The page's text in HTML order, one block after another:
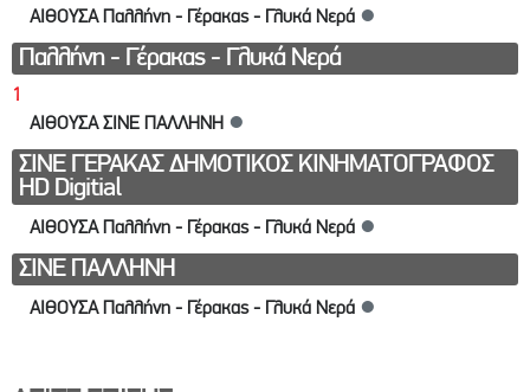
ΑΙΘΟΥΣΑ Παλλήνη - Γέρακας - Γλυκά Νερά ●
Παλλήνη - Γέρακας - Γλυκά Νερά
1
ΑΙΘΟΥΣΑ ΣΙΝΕ ΠΑΛΛΗΝΗ ●
ΣΙΝΕ ΓΕΡΑΚΑΣ ΔΗΜΟΤΙΚΟΣ ΚΙΝΗΜΑΤΟΓΡΑΦΟΣ
HD Digitial
ΑΙΘΟΥΣΑ Παλλήνη - Γέρακας - Γλυκά Νερά ●
ΣΙΝΕ ΠΑΛΛΗΝΗ
ΑΙΘΟΥΣΑ Παλλήνη - Γέρακας - Γλυκά Νερά ●